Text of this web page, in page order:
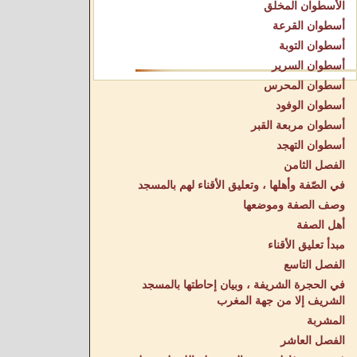
الأسطوان المخلق
أسطوان القرعة
أسطوان التوبة
أسطوان السرير
أسطوان المحرس
أسطوان الوفود
أسطوان مربعة القبر
أسطوان التهجد
الفصل الثامن
في الصّفة وأهلها ، وتعليق الأقناء لهم بالمسجد
وصف الصفة وموضعها
أهل الصفة
مبدأ تعليق الأقناء
الفصل التاسع
في الحجرة الشريفة ، وبيان إحاطتها بالمسجد
الشريف إلا من جهة المغرب
المشربة
الفصل العاشر